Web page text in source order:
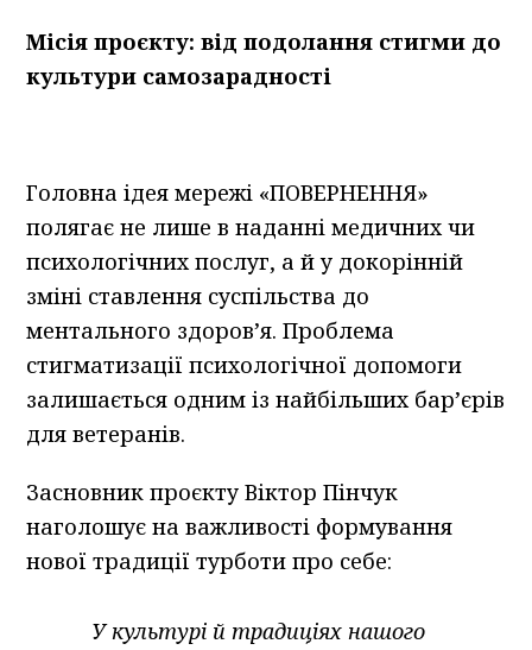
Місія проєкту: від подолання стигми до
культури самозарадності
Головна ідея мережі «ПОВЕРНЕННЯ»
полягає не лише в наданні медичних чи
психологічних послуг, а й у докорінній
зміні ставлення суспільства до
ментального здоров’я. Проблема
стигматизації психологічної допомоги
залишається одним із найбільших бар’єрів
для ветеранів.
Засновник проєкту Віктор Пінчук
наголошує на важливості формування
нової традиції турботи про себе:
У культурі й традиціях нашого